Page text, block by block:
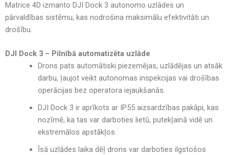
Matrice 4D izmanto DJI Dock 3 autonomo uzlādes un
pārvaldības sistēmu, kas nodrošina maksimālu efektivitāti un
drošību.
DJI Dock 3 – Pilnībā automatizēta uzlāde
Drons pats automātiski piezemējas, uzlādējas un atsāk
darbu, ļaujot veikt autonomas inspekcijas vai drošības
operācijas bez operatora iejaukšanās.
DJI Dock 3 ir aprīkots ar IP55 aizsardzības pakāpi, kas
nozīmē, ka tas var darboties lietū, putekļainā vidē un
ekstremālos apstākļos.
Īsā uzlādes laika dēļ drons var darboties ilgstošos